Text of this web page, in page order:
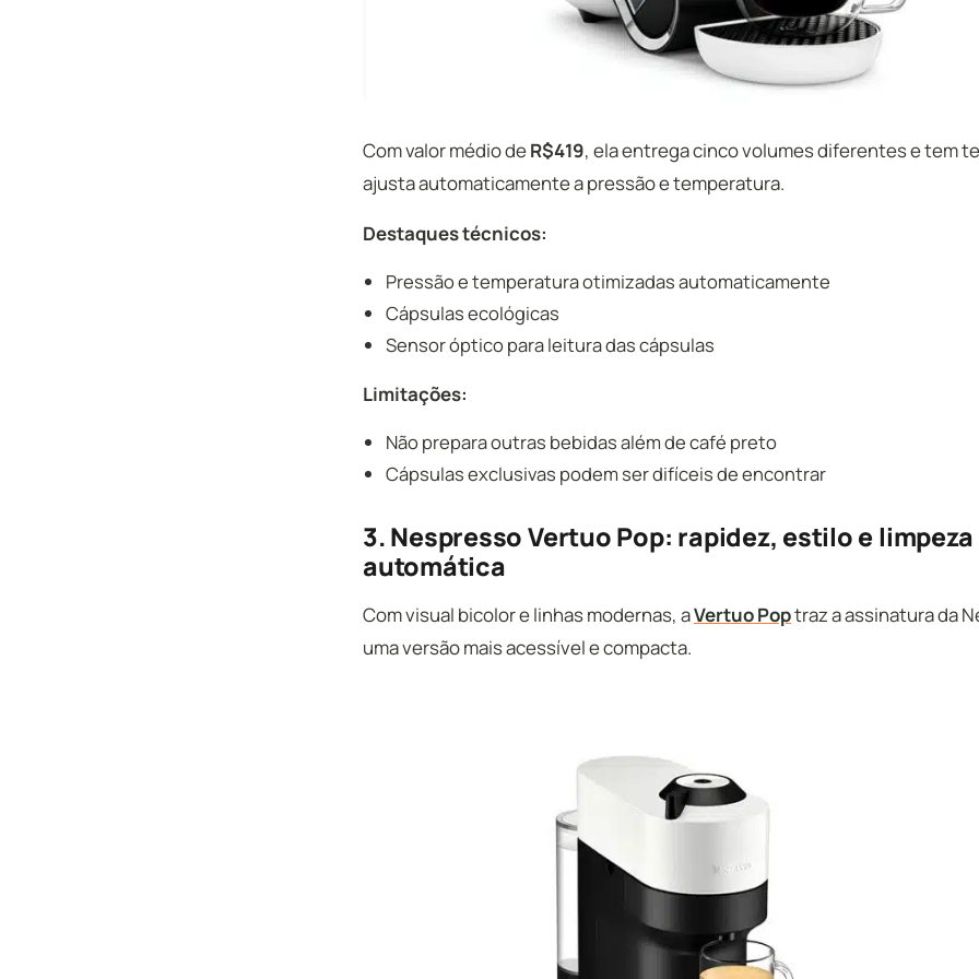
Com valor médio deR$419, ela entrega cinco volumes diferentes e tem
ajusta automaticamente a pressão e temperatura.
Destaques técnicos:
Pressão e temperatura otimizadas automaticamente
Cápsulas ecológicas
Sensor óptico para leitura das cápsulas
Limitações:
Não prepara outras bebidas além de café preto
Cápsulas exclusivas podem ser difíceis de encontrar
3. Nespresso Vertuo Pop: rapidez, estilo e limpeza
automática
Com visual bicolor e linhas modernas, aVertuo Poptraz a assinatura da
uma versão mais acessível e compacta.